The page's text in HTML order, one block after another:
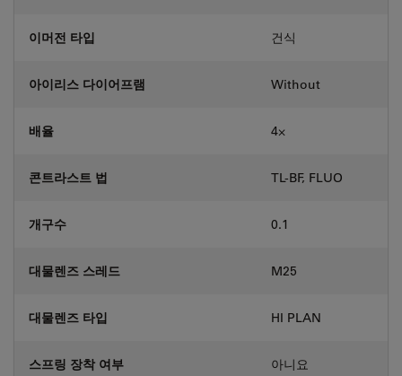
이머전 타입 건식
아이리스 다이어프램 Without
배율 4⨉
콘트라스트 법 TL-BF, FLUO
개구수 0.1
대물렌즈 스레드 M25
대물렌즈 타입 HI PLAN
스프링 장착 여부 아니요